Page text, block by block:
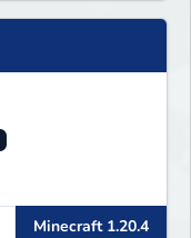
Minecraft 1.20.4